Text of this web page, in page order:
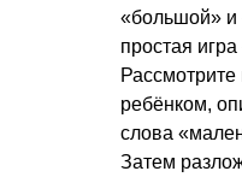
«большой» и
простая игра
ребёнком,
слова
Затем